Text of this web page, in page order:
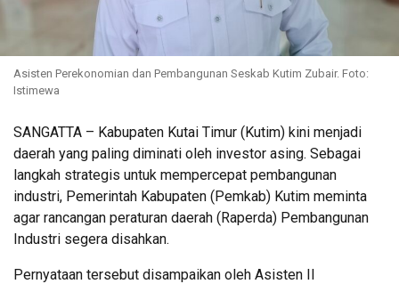
Asisten Perekonomian dan Pembangunan Seskab Kutim Zubair. Foto:
Istimewa
SANGATTA – Kabupaten Kutai Timur (Kutim) kini menjadi
daerah yang paling diminati oleh investor asing. Sebagai
langkah strategis untuk mempercepat pembangunan
industri, Pemerintah Kabupaten (Pemkab) Kutim meminta
agar rancangan peraturan daerah (Raperda) Pembangunan
Industri segera disahkan.
Pernyataan tersebut disampaikan oleh Asisten II